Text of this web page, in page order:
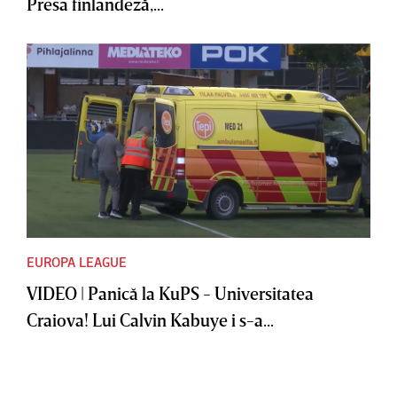
EUROPA LEAGUE
VIDEO | Panică la KuPS - Universitatea
Craiova! Lui Calvin Kabuye i s-a...